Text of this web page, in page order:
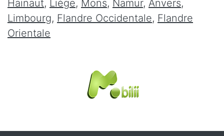
Hainaut, Liège, Mons, Namur, Anvers,
Limbourg, Flandre Occidentale, Flandre
Orientale